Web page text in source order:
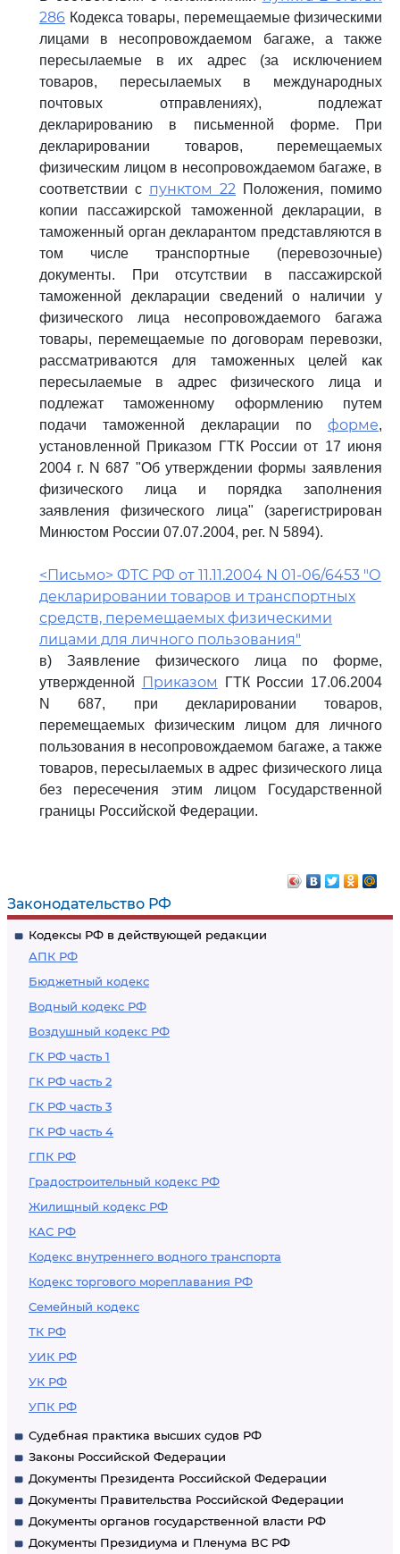
Законодательство РФ
Кодексы РФ в действующей редакции
АПК РФ
Бюджетный кодекс
Водный кодекс РФ
Воздушный кодекс РФ
ГК РФ часть 1
ГК РФ часть 2
ГК РФ часть 3
ГК РФ часть 4
ГПК РФ
Градостроительный кодекс РФ
Жилищный кодекс РФ
КАС РФ
Кодекс внутреннего водного транспорта
Кодекс торгового мореплавания РФ
Семейный кодекс
ТК РФ
УИК РФ
УК РФ
УПК РФ
Судебная практика высших судов РФ
Законы Российской Федерации
Документы Президента Российской Федерации
Документы Правительства Российской Федерации
Документы органов государственной власти РФ
Документы Президиума и Пленума ВС РФ
286 Кодекса товары, перемещаемые физическими
лицами в несопровождаемом багаже, а также
пересылаемые в их адрес (за исключением
товаров, пересылаемых в международных
почтовых отправлениях), подлежат
декларированию в письменной форме. При
декларировании товаров, перемещаемых
физическим лицом в несопровождаемом багаже, в
соответствии с пунктом 22 Положения, помимо
копии пассажирской таможенной декларации, в
таможенный орган декларантом представляются в
том числе транспортные (перевозочные)
документы. При отсутствии в пассажирской
таможенной декларации сведений о наличии у
физического лица несопровождаемого багажа
товары, перемещаемые по договорам перевозки,
рассматриваются для таможенных целей как
пересылаемые в адрес физического лица и
подлежат таможенному оформлению путем
подачи таможенной декларации по форме,
установленной Приказом ГТК России от 17 июня
2004 г. N 687 "Об утверждении формы заявления
физического лица и порядка заполнения
заявления физического лица" (зарегистрирован
Минюстом России 07.07.2004, рег. N 5894).
<Письмо> ФТС РФ от 11.11.2004 N 01-06/6453 "О
декларировании товаров и транспортных
средств, перемещаемых физическими
лицами для личного пользования"
в) Заявление физического лица по форме,
утвержденной
Приказом
ГТК России 17.06.2004
N 687, при декларировании товаров,
перемещаемых физическим лицом для личного
пользования в несопровождаемом багаже, а также
товаров, пересылаемых в адрес физического лица
без пересечения этим лицом Государственной
границы Российской Федерации.